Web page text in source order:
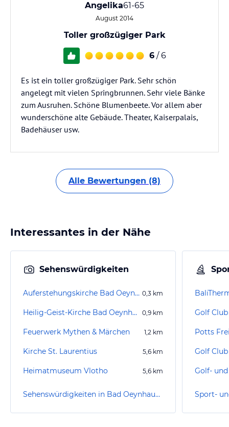
Angelika61-65
August 2014
Toller großzügiger Park
6 / 6
Es ist ein toller großzügiger Park. Sehr schön
angelegt mit vielen Springbrunnen. Sehr viele Bänke
zum Ausruhen. Schöne Blumenbeete. Vor allem aber
wunderschöne alte Gebäude. Theater, Kaiserpalais,
Badehäuser usw.
Alle Bewertungen (8)
Interessantes in der Nähe
Sehenswürdigkeiten
Auferstehungskirche Bad Oeynhausen 0,3 km
Heilig-Geist-Kirche Bad Oeynhausen 0,9 km
Feuerwerk Mythen & Märchen 1,2 km
Kirche St. Laurentius 5,6 km
Heimatmuseum Vlotho 5,6 km
Sehenswürdigkeiten in Bad Oeynhausen
Golf
Potts
Golf Club